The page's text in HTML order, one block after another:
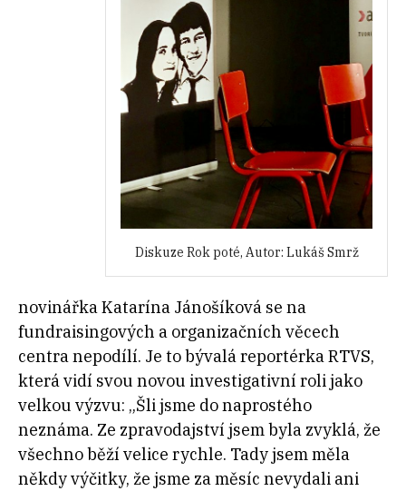
Diskuze Rok poté, Autor: Lukáš Smrž
novinářka Katarína Jánošíková se na
fundraisingových a organizačních věcech
centra nepodílí. Je to bývalá reportérka RTVS,
která vidí svou novou investigativní roli jako
velkou výzvu: „Šli jsme do naprostého
neznáma. Ze zpravodajství jsem byla zvyklá, že
všechno běží velice rychle. Tady jsem měla
někdy výčitky, že jsme za měsíc nevydali ani